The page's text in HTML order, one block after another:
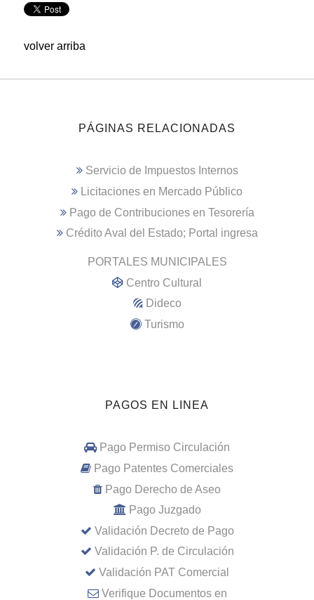
volver arriba
PÁGINAS RELACIONADAS
Servicio de Impuestos Internos
Licitaciones en Mercado Público
Pago de Contribuciones en Tesorería
Crédito Aval del Estado; Portal ingresa
PORTALES MUNICIPALES
Centro Cultural
Dideco
Turismo
PAGOS EN LINEA
Pago Permiso Circulación
Pago Patentes Comerciales
Pago Derecho de Aseo
Pago Juzgado
Validación Decreto de Pago
Validación P. de Circulación
Validación PAT Comercial
Verifique Documentos en